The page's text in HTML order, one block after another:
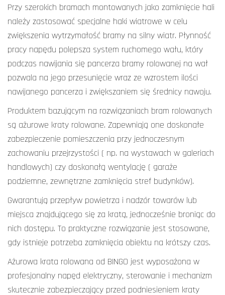
Przy szerokich bramach montowanych jako zamknięcie hali
należy zastosować specjalne haki wiatrowe w celu
zwiększenia wytrzymałość bramy na silny wiatr. Płynność
pracy napędu polepsza system ruchomego wału, który
podczas nawijania się pancerza bramy rolowanej na wał
pozwala na jego przesunięcie wraz ze wzrostem ilości
nawijanego pancerza i zwiększaniem się średnicy nawoju.
Produktem bazującym na rozwiązaniach bram rolowanych
są ażurowe kraty rolowane. Zapewniają one doskonałe
zabezpieczenie pomieszczenia przy jednoczesnym
zachowaniu przejrzystości ( np. na wystawach w galeriach
handlowych) czy doskonałą wentylację ( garaże
podziemne, zewnętrzne zamknięcia stref budynków).
Gwarantują przepływ powietrza i nadzór towarów lub
miejsca znajdującego się za kratą, jednocześnie broniąc do
nich dostępu. To praktyczne rozwiązanie jest stosowane,
gdy istnieje potrzeba zamknięcia obiektu na krótszy czas.
Ażurowa krata rolowana od BINGO jest wyposażona w
profesjonalny napęd elektryczny, sterowanie i mechanizm
skutecznie zabezpieczający przed podniesieniem kraty